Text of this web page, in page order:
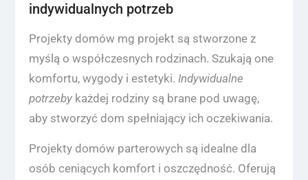
indywidualnych potrzeb
Projekty domów mg projekt są stworzone z
myślą o współczesnych rodzinach. Szukają one
komfortu, wygody i estetyki. Indywidualne
potrzebykażdej rodziny są brane pod uwagę,
aby stworzyć dom spełniający ich oczekiwania.
Projekty domów parterowych są idealne dla
osób ceniących komfort i oszczędność. Oferują